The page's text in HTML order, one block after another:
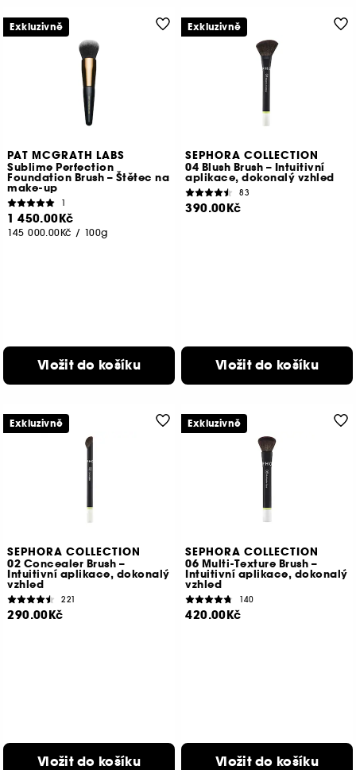
PAT MCGRATH LABS
Sublime Perfection
Foundation Brush – Štětec na
make-up
1
1 450.00Kč
145 000.00Kč / 100g
Vložit do košíku
Exkluzivně
SEPHORA COLLECTION
04 Blush Brush – Intuitivní
aplikace, dokonalý vzhled
83
390.00Kč
Vložit do košíku
Exkluzivně
SEPHORA COLLECTION
02 Concealer Brush –
Intuitivní aplikace, dokonalý
vzhled
221
290.00Kč
Vložit do košíku
Exkluzivně
SEPHORA COLLECTION
06 Multi-Texture Brush –
Intuitivní aplikace, dokonalý
vzhled
140
420.00Kč
Vložit do košíku
Exkluzivně